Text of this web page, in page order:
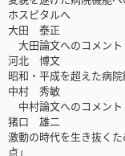
ホスピタルへ
大田 泰正
大田論文へのコメン
河北 博文
昭和・平成を超えた病
中村 秀敏
中村論文へのコメン
猪口 雄二
激動の時代を生き抜く
点」